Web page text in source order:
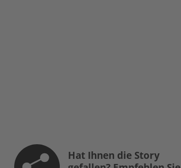
Hat Ihnen die Story